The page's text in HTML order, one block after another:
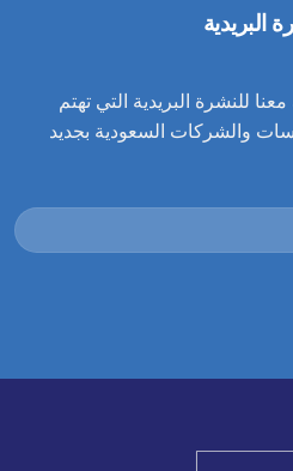
البريدية
للنشرة البريدية التي تهتم
والشركات السعودية بجديد